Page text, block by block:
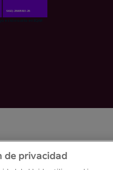
de privacidad